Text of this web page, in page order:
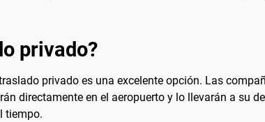
privado?
privado es una excelente opción. Las
directamente en el aeropuerto y lo llevarán a su
tiempo.